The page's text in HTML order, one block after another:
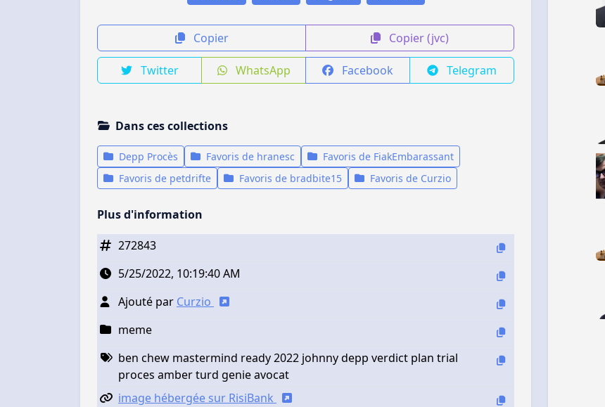
Copier Copier (jvc)
Twitter WhatsApp Facebook Telegram
Dans ces collections
Depp Procès Favoris de hranesc
Favoris de FiakEmbarassant
Favoris de petdrifte
Favoris de bradbite15 Favoris de Curzio
Plus d'information
272843
5/25/2022, 10:19:40 AM
Ajouté par Curzio
meme
ben chew mastermind ready 2022 johnny depp verdict plan trial
proces amber turd genie avocat
image hébergée sur RisiBank